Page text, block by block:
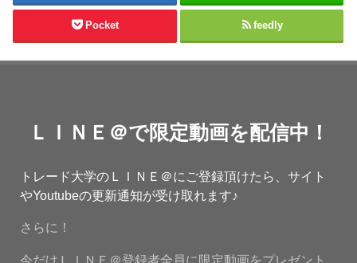
Pocket feedly
ＬＩＮＥ＠で限定動画を配信中！
トレード大学のＬＩＮＥ＠にご登録頂けたら、サイト
やYoutubeの更新通知が受け取れます♪
さらに！
今だけＬＩＮＥ＠登録者全員に限定動画をプレゼント